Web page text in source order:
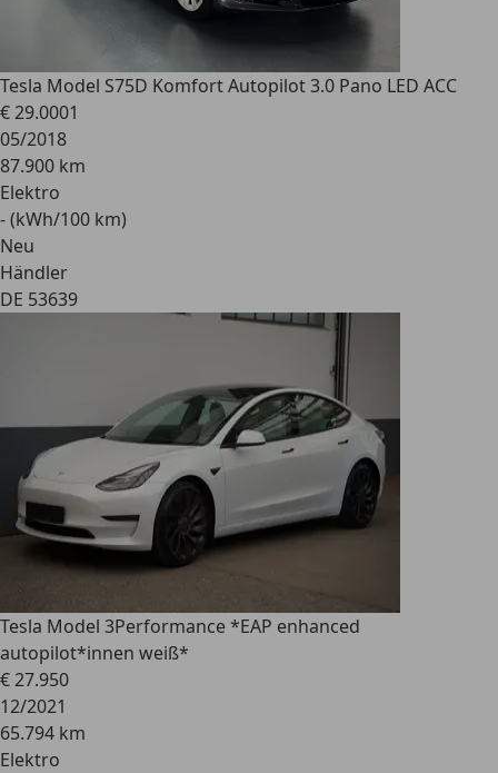
Tesla Model S75D Komfort Autopilot 3.0 Pano LED ACC
€ 29.0001
05/2018
87.900 km
Elektro
- (kWh/100 km)
Neu
Händler
DE 53639
Tesla Model 3Performance *EAP enhanced
autopilot*innen weiß*
€ 27.950
12/2021
65.794 km
Elektro